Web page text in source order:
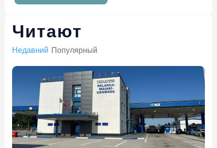
Читают
Недавний Популярный